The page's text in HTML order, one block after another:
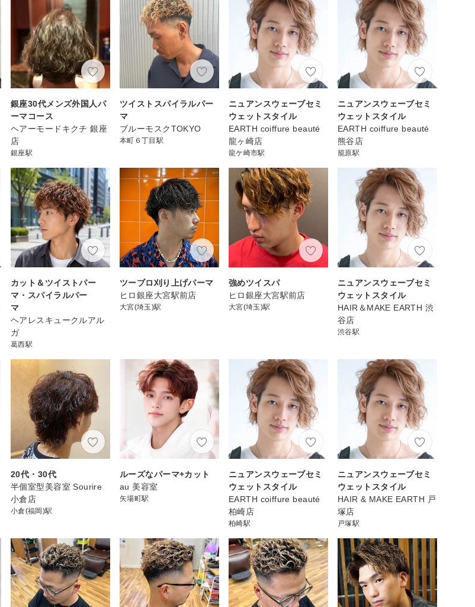
銀座30代メンズ外国人パ
ーマコース
ヘアーモードキクチ 銀座
店
銀座駅
ツイストスパイラルパー
マ
ブルーモスクTOKYO
本町６丁目駅
ニュアンスウェーブセミ
ウェットスタイル
EARTH coiffure beauté
龍ヶ崎店
龍ケ崎市駅
ニュアンスウェーブセミ
ウェットスタイル
EARTH coiffure beauté
熊谷店
籠原駅
カット＆ツイストパー
マ・スパイラルパー
マ
ヘアレスキュークルアル
ガ
葛西駅
ツーブロ刈り上げパーマ
ヒロ銀座大宮駅前店
大宮(埼玉)駅
強めツイスパ
ヒロ銀座大宮駅前店
大宮(埼玉)駅
ニュアンスウェーブセミ
ウェットスタイル
HAIR＆MAKE EARTH 渋
谷店
渋谷駅
20代・30代
半個室型美容室 Sourire
小倉店
小倉(福岡)駅
ルーズなパーマ+カット
au 美容室
矢場町駅
ニュアンスウェーブセミ
ウェットスタイル
EARTH coiffure beauté
柏崎店
柏崎駅
ニュアンスウェーブセミ
ウェットスタイル
HAIR & MAKE EARTH 戸
塚店
戸塚駅